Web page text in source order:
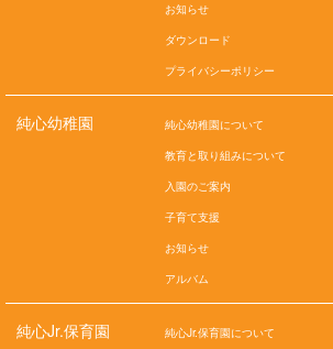
お知らせ
ダウンロード
プライバシーポリシー
純心幼稚園
純心幼稚園について
教育と取り組みについて
入園のご案内
子育て支援
お知らせ
アルバム
純心Jr.保育園
純心Jr.保育園について